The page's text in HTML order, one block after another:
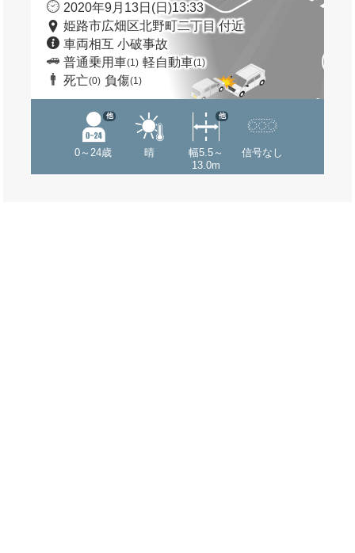
2020年9月13日(日)13:33
姫路市広畑区北野町二丁目 付近
車両相互 小破事故
普通乗用車(1) 軽自動車(1)
死亡(0) 負傷(1)
0～24歳
他
晴
幅5.5～
13.0m
他
信号なし